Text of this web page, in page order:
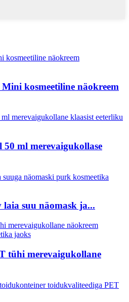
kosmeetiline näokreem
ml merevaigukollase
suu näomask ja...
tühi merevaigukollane